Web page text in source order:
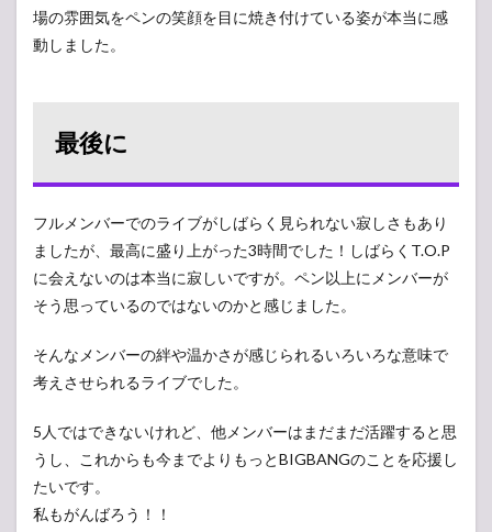
場の雰囲気をペンの笑顔を目に焼き付けている姿が本当に感
動しました。
最後に
フルメンバーでのライブがしばらく見られない寂しさもあり
ましたが、最高に盛り上がった3時間でした！しばらくT.O.P
に会えないのは本当に寂しいですが。ペン以上にメンバーが
そう思っているのではないのかと感じました。
そんなメンバーの絆や温かさが感じられるいろいろな意味で
考えさせられるライブでした。
5人ではできないけれど、他メンバーはまだまだ活躍すると思
うし、これからも今までよりもっとBIGBANGのことを応援し
たいです。
私もがんばろう！！